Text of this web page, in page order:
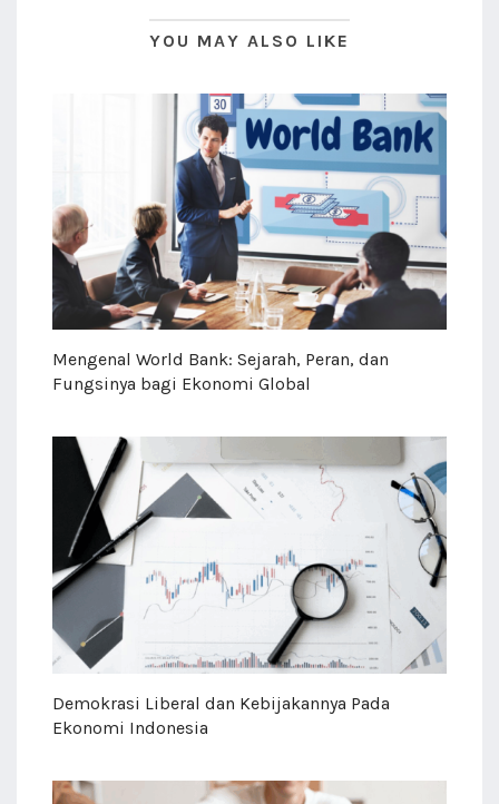
YOU MAY ALSO LIKE
Mengenal World Bank: Sejarah, Peran, dan
Fungsinya bagi Ekonomi Global
Demokrasi Liberal dan Kebijakannya Pada
Ekonomi Indonesia